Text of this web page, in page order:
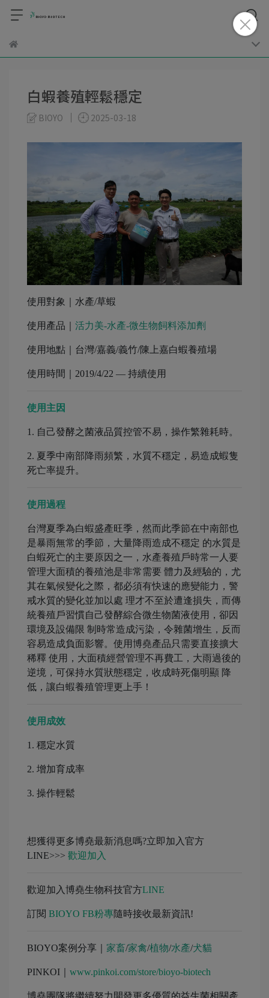
白蝦養殖輕鬆穩定
BIOYO 2025-03-18
使用對象｜水產/草蝦
使用產品｜ 活力美-水產-微生物飼料添加劑
使用地點｜台灣/嘉義/義竹/陳上嘉白蝦養殖場
使用時間｜2019/4/22 — 持續使用
使用主因
1. 自己發酵之菌液品質控管不易，操作繁雜耗時。
2. 夏季中南部降雨頻繁，水質不穩定，易造成蝦隻
死亡率提升。
使用過程
台灣夏季為白蝦盛產旺季，然而此季節在中南部也
是暴雨無常的季節，大量降雨造成不穩定 的水質是
白蝦死亡的主要原因之一，水產養殖戶時常一人要
管理大面積的養殖池是非常需要 體力及經驗的，尤
其在氣候變化之際，都必須有快速的應變能力，警
戒水質的變化並加以處 理才不至於遭逢損失，而傳
統養殖戶習慣自己發酵綜合微生物菌液使用，卻因
環境及設備限 制時常造成污染，令雜菌增生，反而
容易造成負面影響。使用博堯產品只需要直接擴大
稀釋 使用，大面積經營管理不再費工，大雨過後的
逆境，可保持水質狀態穩定，收成時死傷明顯 降
低，讓白蝦養殖管理更上手！
使用成效
1. 穩定水質
2. 增加育成率
3. 操作輕鬆
想獲得更多博堯最新消息嗎?立即加入官方
LINE>>> 歡迎加入
歡迎加入博堯生物科技官方LINE
訂閱 BIOYO FB粉專隨時接收最新資訊!
BIOYO案例分享｜ 家畜/家禽/植物/水產/犬貓
PINKOI｜ www.pinkoi.com/store/bioyo-biotech